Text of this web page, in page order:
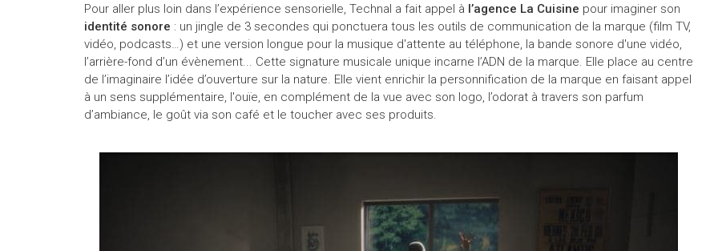
Pour aller plus loin dans l’expérience sensorielle, Technal a fait appel à l’agence La Cuisine pour imaginer son
identité sonore : un jingle de 3 secondes qui ponctuera tous les outils de communication de la marque (film TV,
vidéo, podcasts…) et une version longue pour la musique d'attente au téléphone, la bande sonore d'une vidéo,
l’arrière-fond d’un évènement... Cette signature musicale unique incarne l’ADN de la marque. Elle place au centre
de l’imaginaire l’idée d’ouverture sur la nature. Elle vient enrichir la personnification de la marque en faisant appel
à un sens supplémentaire, l'ouïe, en complément de la vue avec son logo, l’odorat à travers son parfum
d’ambiance, le goût via son café et le toucher avec ses produits.